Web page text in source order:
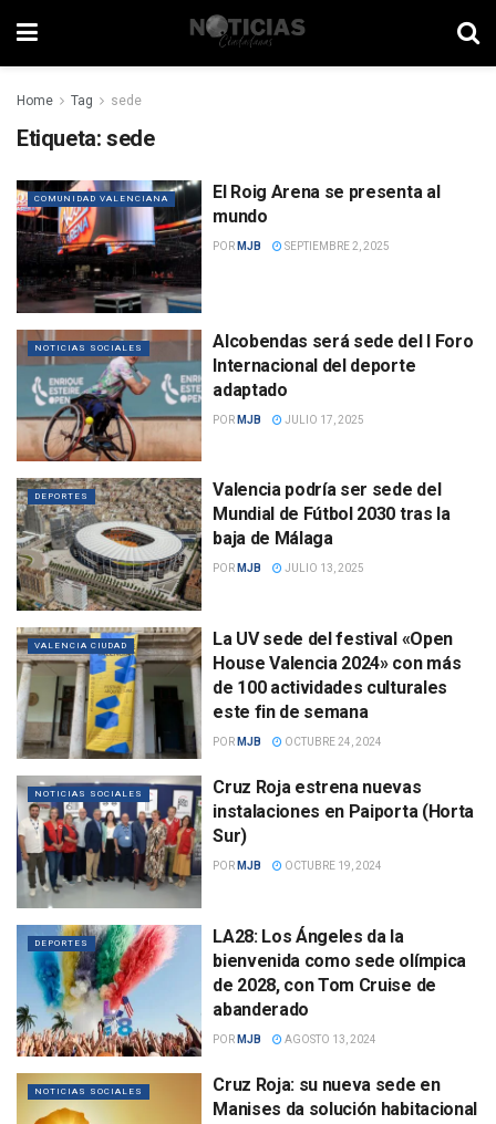
Home Tag sede
Etiqueta: sede
COMUNIDAD VALENCIANA
El Roig Arena se presenta al
mundo
POR MJB SEPTIEMBRE 2, 2025
NOTICIAS SOCIALES
Alcobendas será sede del I Foro
Internacional del deporte
adaptado
POR MJB JULIO 17, 2025
DEPORTES
Valencia podría ser sede del
Mundial de Fútbol 2030 tras la
baja de Málaga
POR MJB JULIO 13, 2025
VALENCIA CIUDAD
La UV sede del festival «Open
House Valencia 2024» con más
de 100 actividades culturales
este fin de semana
POR MJB OCTUBRE 24, 2024
NOTICIAS SOCIALES
Cruz Roja estrena nuevas
instalaciones en Paiporta (Horta
Sur)
POR MJB OCTUBRE 19, 2024
DEPORTES
LA28: Los Ángeles da la
bienvenida como sede olímpica
de 2028, con Tom Cruise de
abanderado
POR MJB AGOSTO 13, 2024
NOTICIAS SOCIALES
Cruz Roja: su nueva sede en
Manises da solución habitacional